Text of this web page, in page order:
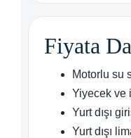
Fiyata
Motorlu su
Yiyecek ve
Yurt dışı
Yurt dışı